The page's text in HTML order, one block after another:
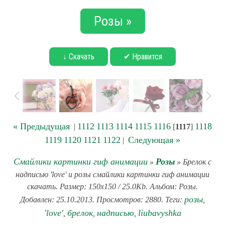
Розы »
↓ Скачать ✔ Нравится
« Предыдущая | 1112 1113 1114 1115 1116 [1117] 1118
1119 1120 1121 1122 | Следующая »
Смайлики картинки гиф анимации » Розы » Брелок с
надписью 'love' и розы смайлики картинки гиф анимации
скачать. Размер: 150x150 / 25.0Kb. Альбом: Розы.
Добавлен: 25.10.2013. Просмотров: 2880. Теги: розы
'love', брелок, надписью, liubavyshka